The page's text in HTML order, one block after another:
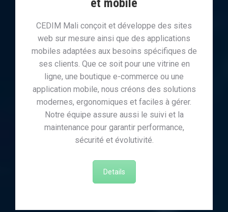
et mobile
CEDIM Mali conçoit et développe des sites
web sur mesure ainsi que des applications
mobiles adaptées aux besoins spécifiques de
ses clients. Que ce soit pour une vitrine en
ligne, une boutique e-commerce ou une
application mobile, nous créons des solutions
modernes, ergonomiques et faciles à gérer.
Notre équipe assure aussi le suivi et la
maintenance pour garantir performance,
sécurité et évolutivité.
Details